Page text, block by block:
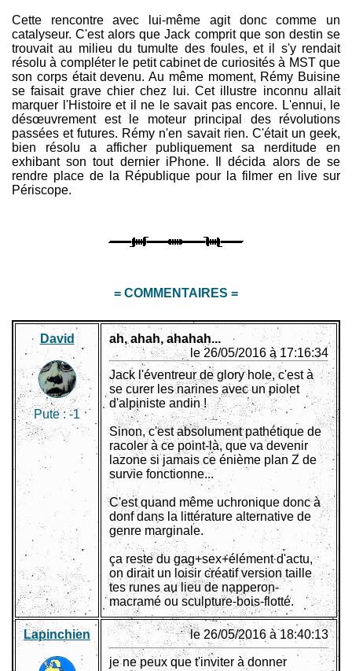
Cette rencontre avec lui-même agit donc comme un
catalyseur. C'est alors que Jack comprit que son destin se
trouvait au milieu du tumulte des foules, et il s'y rendait
résolu à compléter le petit cabinet de curiosités à MST que
son corps était devenu. Au même moment, Rémy Buisine
se faisait grave chier chez lui. Cet illustre inconnu allait
marquer l'Histoire et il ne le savait pas encore. L'ennui, le
désœuvrement est le moteur principal des révolutions
passées et futures. Rémy n'en savait rien. C'était un geek,
bien résolu a afficher publiquement sa nerditude en
exhibant son tout dernier iPhone. Il décida alors de se
rendre place de la République pour la filmer en live sur
Périscope.
= COMMENTAIRES =
David
Pute : -1
ah, ahah, ahahah...
le 26/05/2016 à 17:16:34
Jack l'éventreur de glory hole, c'est à
se curer les narines avec un piolet
d'alpiniste andin !
Sinon, c'est absolument pathétique de
racoler à ce point-là, que va devenir
lazone si jamais ce énième plan Z de
survie fonctionne...
C'est quand même uchronique donc à
donf dans la littérature alternative de
genre marginale.
ça reste du gag+sex+élément d'actu,
on dirait un loisir créatif version taille
tes runes au lieu de napperon-
macramé ou sculpture-bois-flotté.
Lapinchien le 26/05/2016 à 18:40:13
je ne peux que t'inviter à donner